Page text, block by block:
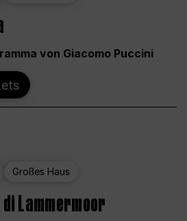
von Giacomo Puccini
Großes Haus
Lammermoor